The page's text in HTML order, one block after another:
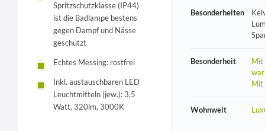
Spritzschutzklasse (IP44)
ist die Badlampe bestens
gegen Dampf und Nässe
geschützt
Echtes Messing: rostfrei
Inkl. austauschbaren LED
Leuchtmitteln (jew.): 3,5
Watt, 320lm, 3000K
Besonderheiten
Besonderheit
Mit
Mit
Wohnwelt